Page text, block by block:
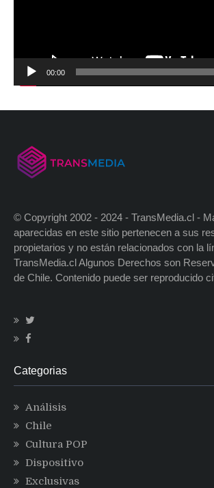
00:00
© Copyright 2002 - 2024 - TransMedia.cl -
aparecidas en este sitio pertenecen a sus
propietarios y no están relacionados con la
TransMedia.cl Algunos Derechos son
de Chile. Contenido puede ser reproducido
Categorias
Análisis
Chile
Cultura POP
Dispositivo
Exclusivas